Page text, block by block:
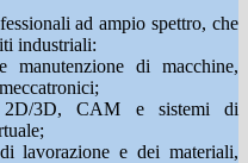
ad ampio spettro, che
industriali:
manutenzione di macchine,
3D, CAM e sistemi di
lavorazione e dei materiali,